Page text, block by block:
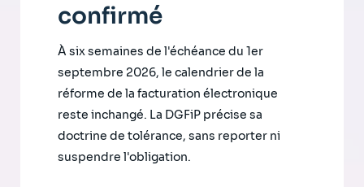
confirmé
À six semaines de l'échéance du 1er
septembre 2026, le calendrier de la
réforme de la facturation électronique
reste inchangé. La DGFiP précise sa
doctrine de tolérance, sans reporter ni
suspendre l'obligation.